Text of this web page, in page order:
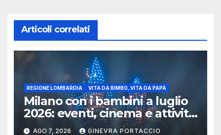
Articoli correlati
REGIONE LOMBARDIA VITA DA BIMBO, VITA DA PAPÀ
Milano con i bambini a luglio
2026: eventi, cinema e attività
per famiglie
AGO 7, 2026 GINEVRA PORTACCIO